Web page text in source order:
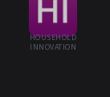
HOUSEHOLD
INNOVATION